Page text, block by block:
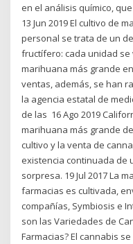
en el análisis químico,
13 Jun 2019 El cultivo de
personal se trata de un
fructífero: cada unidad se
marihuana más grande
ventas, además, se han
la agencia estatal de
de las 16 Ago 2019
marihuana más grande
cultivo y la venta de
existencia continuada de
sorpresa. 19 Jul 2017 La
farmacias es cultivada,
compañías, Symbiosis e
son las Variedades de
Farmacias? El cannabis